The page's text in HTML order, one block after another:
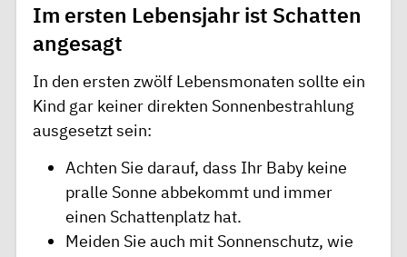
Im ersten Lebensjahr ist Schatten
angesagt
In den ersten zwölf Lebensmonaten sollte ein
Kind gar keiner direkten Sonnenbestrahlung
ausgesetzt sein:
Achten Sie darauf, dass Ihr Baby keine
pralle Sonne abbekommt und immer
einen Schattenplatz hat.
Meiden Sie auch mit Sonnenschutz, wie